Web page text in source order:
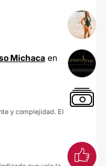
Michaca en
y complejidad. El